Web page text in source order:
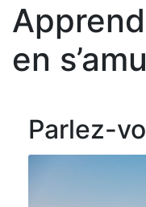
en
Parlez-